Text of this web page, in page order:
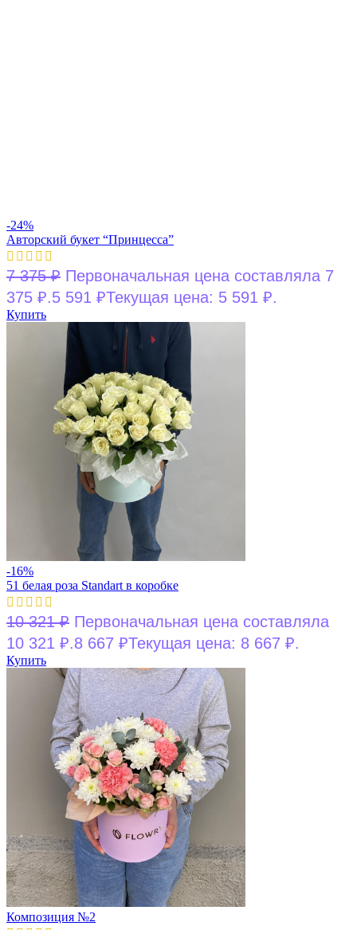
-24%
Авторский букет “Принцесса”
7 375₽ Первоначальная цена составляла 7
375 ₽.5 591 ₽Текущая цена: 5 591 ₽.
Купить
-16%
51 белая роза Standart в коробке
10 321₽ Первоначальная цена составляла
10 321 ₽.8 667 ₽Текущая цена: 8 667 ₽.
Купить
Композиция №2